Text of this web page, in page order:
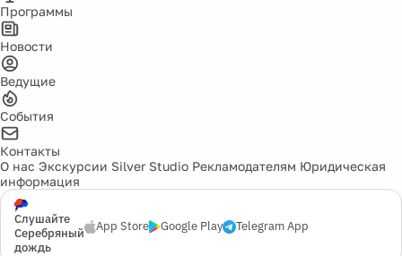
Программы
Новости
Ведущие
События
Контакты
О нас Экскурсии Silver Studio Рекламодателям Юридическая
информация
Слушайте
Серебряный
дождь
App Store Google Play Telegram App